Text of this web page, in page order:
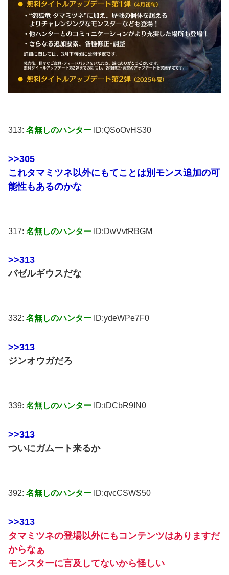
313: 名無しのハンター ID:QSoOvHS30
>>305
これタマミツネ以外にもてことは別モンス追加の可
能性もあるのかな
317: 名無しのハンター ID:DwVvtRBGM
>>313
バゼルギウスだな
332: 名無しのハンター ID:ydeWPe7F0
>>313
ジンオウガだろ
339: 名無しのハンター ID:tDCbR9IN0
>>313
ついにガムート来るか
392: 名無しのハンター ID:qvcCSWS50
>>313
タマミツネの登場以外にもコンテンツはありますだ
からなぁ
モンスターに言及してないから怪しい